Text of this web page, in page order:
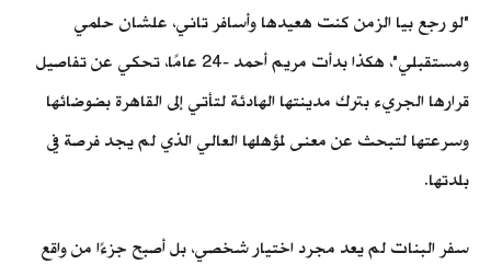
"لو رجع بيا الزمن كنت هعيدها وأسافر تاني، علشان حلمي
ومستقبلي"، هكذا بدأت مريم أحمد -24 عامًا، تحكي عن تفاصيل
قرارها الجريء بترك مدينتها الهادئة لتأتي إلى القاهرة بضوضائها
وسرعتها لتبحث عن معنى لمؤهلها العالي الذي لم يجد فرصة في
بلدتها.
سفر البنات لم يعد مجرد اختيار شخصي، بل أصبح جزءًا من واقع